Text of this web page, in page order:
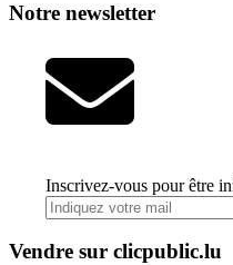
Notre newsletter
Inscrivez-vous pour être
Vendre sur clicpublic.lu